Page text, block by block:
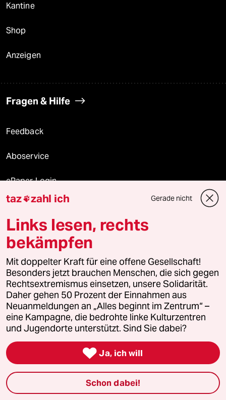
Kantine
Shop
Anzeigen
Fragen & Hilfe
Feedback
Aboservice
ePaper Login
Downloads für Abonnierende
© 2026 taz Verlags und Vertriebs GmbH
Alle Rechte vorbehalten. Bei rechtlichen Fragen oder für Genehmigungen
wenden Sie sich bitte an
lizenzen@taz.de
Feedback Redaktionsstatut Kommune-Richtlinien
Leitlinie Informant Datenschutz Impressum AGB
Seitenwende Einwilligungen widerrufen (Ads)
taz zahl ich Gerade nicht
Links lesen, rechts
bekämpfen
Mit doppelter Kraft für eine offene Gesellschaft!
Besonders jetzt brauchen Menschen, die sich gegen
Rechtsextremismus einsetzen, unsere Solidarität.
Daher gehen 50 Prozent der Einnahmen aus
Neuanmeldungen an „Alles beginnt im Zentrum“ –
eine Kampagne, die bedrohte linke Kulturzentren
und Jugendorte unterstützt. Sind Sie dabei?
 Ja, ich will
Schon dabei!